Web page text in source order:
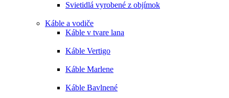
Svietidlá vyrobené z objímok
Káble a vodiče
Káble v tvare lana
Káble Vertigo
Káble Marlene
Káble Bavlnené